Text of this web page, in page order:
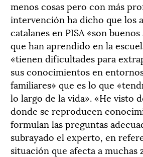
menos cosas pero con más
intervención ha dicho que los
catalanes en PISA «son
que han aprendido en la
«tienen dificultades para
sus conocimientos en
familiares» que es lo que
lo largo de la vida». «He visto
donde se reproducen
formulan las preguntas
subrayado el experto, en
situación que afecta a muchas